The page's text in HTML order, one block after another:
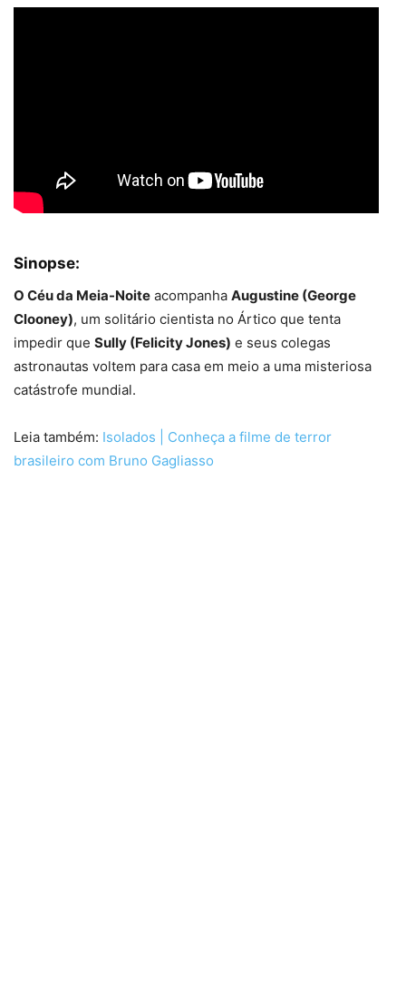
Sinopse:
O Céu da Meia-Noite acompanha Augustine (George
Clooney), um solitário cientista no Ártico que tenta
impedir que Sully (Felicity Jones) e seus colegas
astronautas voltem para casa em meio a uma misteriosa
catástrofe mundial.
Leia também: Isolados | Conheça a filme de terror
brasileiro com Bruno Gagliasso